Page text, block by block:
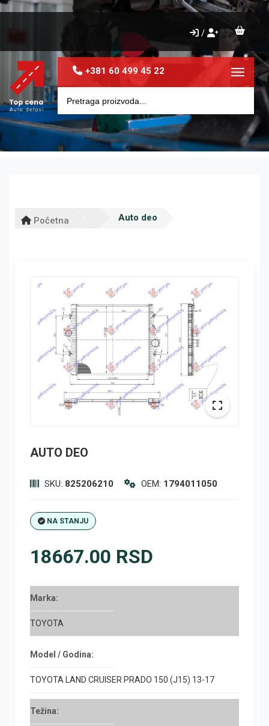
/
+381 60 499 45 22 Toggle
Početna Auto deo
AUTO DEO
SKU: 825206210 OEM: 1794011050
NA STANJU
18667.00 RSD
Marka:
TOYOTA
Model / Godina:
TOYOTA LAND CRUISER PRADO 150 (J15) 13-17
Težina: